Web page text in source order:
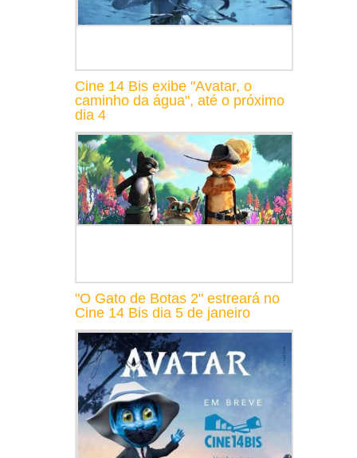
Cine 14 Bis exibe "Avatar, o
caminho da água", até o próximo
dia 4
"O Gato de Botas 2" estreará no
Cine 14 Bis dia 5 de janeiro